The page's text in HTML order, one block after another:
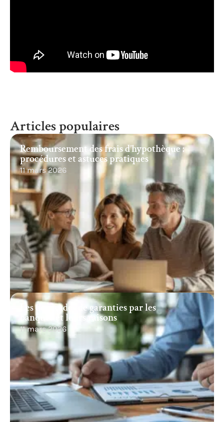
Articles populaires
Remboursement des frais d’hypothèque :
procédures et astuces pratiques
11 mars 2026
Les demandes de garanties par les
banques et leurs raisons
11 mars 2026